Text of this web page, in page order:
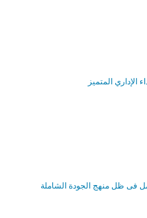
الإداري المتميز
فى ظل منهج الجودة الشاملة